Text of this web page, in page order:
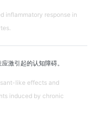
inflammatory response in
激引起的认知障碍。
like effects and
induced by chronic